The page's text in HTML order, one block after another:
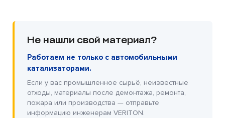
Не нашли свой материал?
Работаем не только с автомобильными
катализаторами.
Если у вас промышленное сырьё, неизвестные
отходы, материалы после демонтажа, ремонта,
пожара или производства — отправьте
информацию инженерам VERITON.